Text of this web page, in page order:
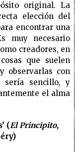
original. La
elección del
encontrar una
muy necesario
creadores, en
que suelen
observarlas con
sería sencillo, y
el alma
(El Principito,